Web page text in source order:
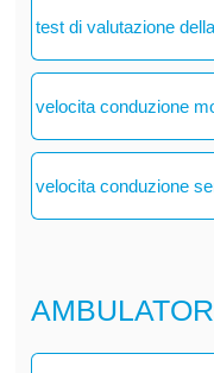
test di valutazione
velocita conduzione
velocita conduzione